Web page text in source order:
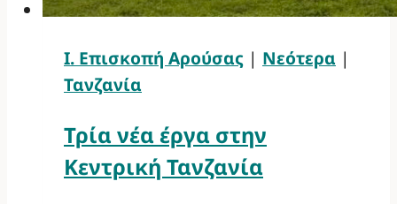
Ι. Επισκοπή Αρούσας | Νεότερα |
Τανζανία
Τρία νέα έργα στην
Κεντρική Τανζανία